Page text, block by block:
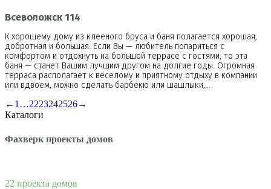
Всеволожск 114
К хорошему дому из клееного бруса и баня полагается хорошая,
добротная и большая. Если Вы — любитель попариться с
комфортом и отдохнуть на большой террасе с гостями, то эта
баня — станет Вашим лучшим другом на долгие годы. Огромная
терраса располагает к веселому и приятному отдыху в компании
или вдвоем, можно сделать барбекю или шашлыки,…
← 1 …2223242526→
Каталоги
Фахверк проекты домов
22 проекта домов